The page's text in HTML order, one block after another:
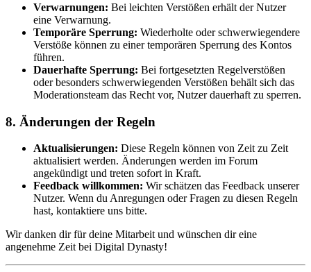
Verwarnungen: Bei leichten Verstößen erhält der Nutzer
eine Verwarnung.
Temporäre Sperrung: Wiederholte oder schwerwiegendere
Verstöße können zu einer temporären Sperrung des Kontos
führen.
Dauerhafte Sperrung: Bei fortgesetzten Regelverstößen
oder besonders schwerwiegenden Verstößen behält sich das
Moderationsteam das Recht vor, Nutzer dauerhaft zu sperren.
8. Änderungen der Regeln
Aktualisierungen: Diese Regeln können von Zeit zu Zeit
aktualisiert werden. Änderungen werden im Forum
angekündigt und treten sofort in Kraft.
Feedback willkommen: Wir schätzen das Feedback unserer
Nutzer. Wenn du Anregungen oder Fragen zu diesen Regeln
hast, kontaktiere uns bitte.
Wir danken dir für deine Mitarbeit und wünschen dir eine
angenehme Zeit bei Digital Dynasty!